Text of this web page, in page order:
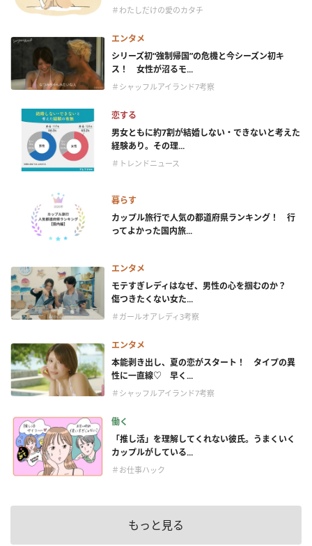
＃わたしだけの愛のカタチ
エンタメ
シリーズ初“強制帰国”の危機と今シーズン初キ
ス！ 女性が沼るモ...
＃シャッフルアイランド7考察
恋する
男女ともに約7割が結婚しない・できないと考えた
経験あり。その理...
＃トレンドニュース
暮らす
カップル旅行で人気の都道府県ランキング！ 行
ってよかった国内旅...
エンタメ
モテすぎレディはなぜ、男性の心を掴むのか？
傷つきたくない女た...
＃ガールオアレディ3考察
エンタメ
本能剥き出し、夏の恋がスタート！ タイプの異
性に一直線♡ 早く...
＃シャッフルアイランド7考察
働く
「推し活」を理解してくれない彼氏。うまくいく
カップルがしている...
＃お仕事ハック
もっと見る